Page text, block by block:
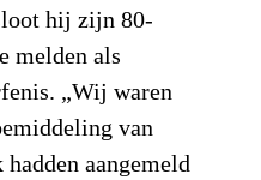
hij zijn 80-
melden als
„Wij waren
van
aangemeld